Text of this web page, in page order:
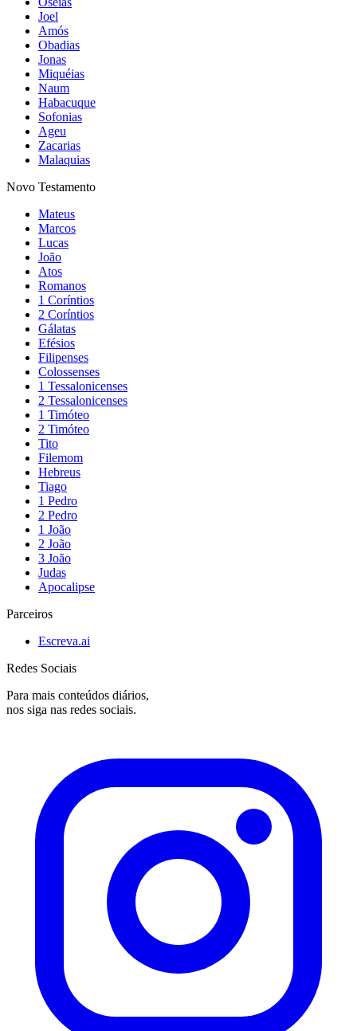
Joel
Amós
Obadias
Jonas
Miquéias
Naum
Habacuque
Sofonias
Ageu
Zacarias
Malaquias
Novo Testamento
Mateus
Marcos
Lucas
João
Atos
Romanos
1 Coríntios
2 Coríntios
Gálatas
Efésios
Filipenses
Colossenses
1 Tessalonicenses
2 Tessalonicenses
1 Timóteo
2 Timóteo
Tito
Filemom
Hebreus
Tiago
1 Pedro
2 Pedro
1 João
2 João
3 João
Judas
Apocalipse
Parceiros
Escreva.ai
Redes Sociais
Para mais conteúdos diários,
nos siga nas redes sociais.